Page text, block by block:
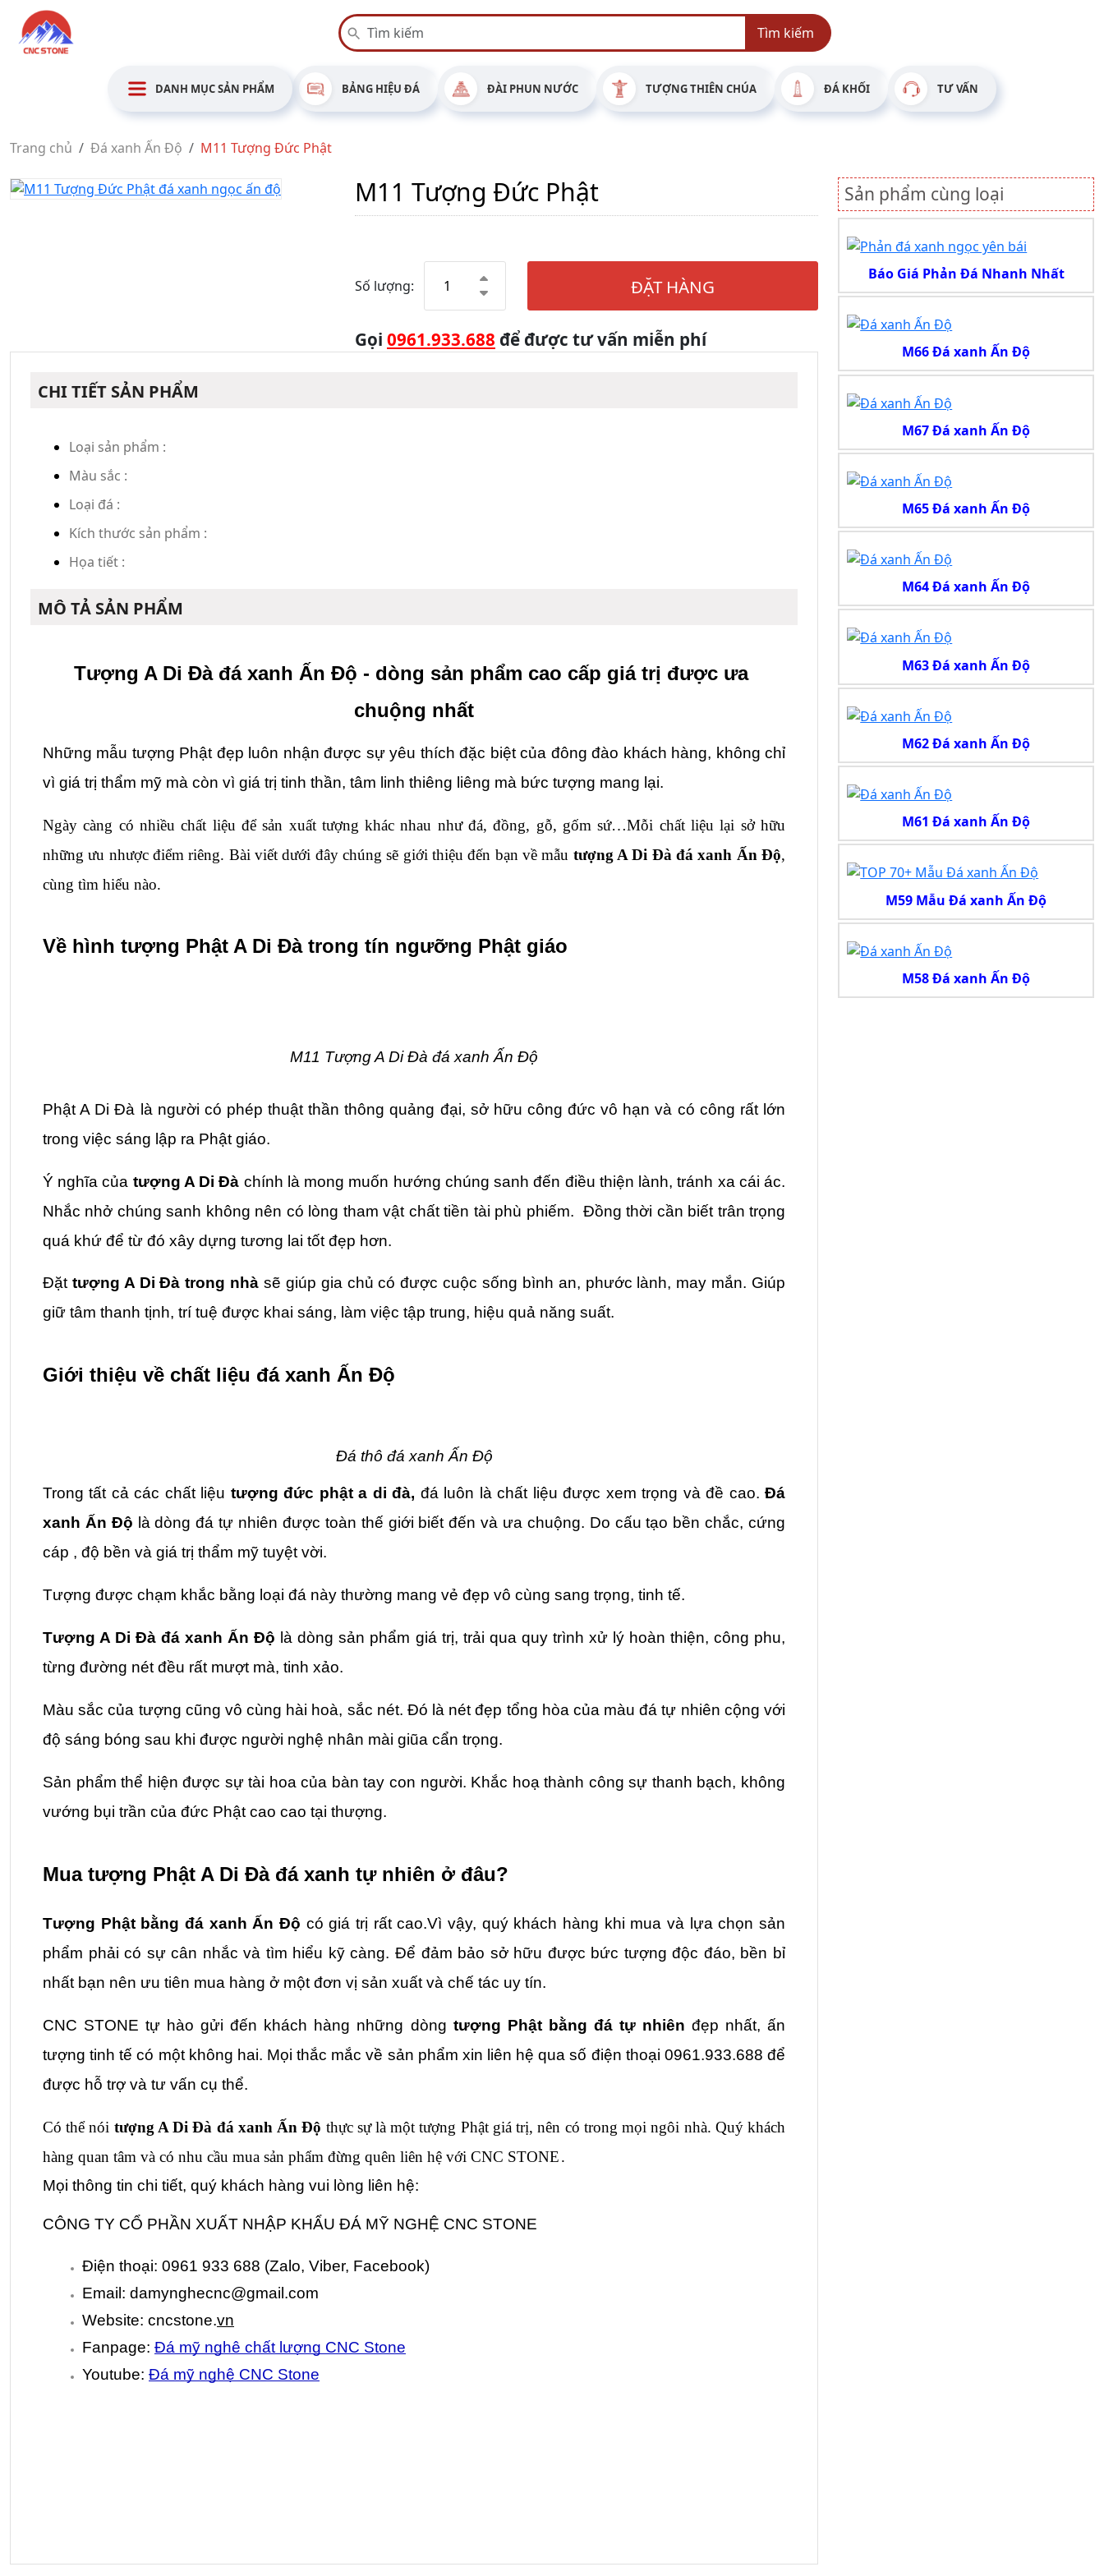
Tìm kiếm
DANH MỤC SẢN PHẨM BẢNG HIỆU ĐÁ ĐÀI PHUN NƯỚC TƯỢNG THIÊN CHÚA ĐÁ KHỐI TƯ VẤN
Trang chủ Đá xanh Ấn Độ M11 Tượng Đức Phật
M11 Tượng Đức Phật
Số lượng: ĐẶT HÀNG
Gọi 0961.933.688 để được tư vấn miễn phí
CHI TIẾT SẢN PHẨM
Loại sản phẩm :
Màu sắc :
Loại đá :
Kích thước sản phẩm :
Họa tiết :
MÔ TẢ SẢN PHẨM
Tượng A Di Đà đá xanh Ấn Độ - dòng sản phẩm cao cấp giá trị được ưa
chuộng nhất
Những mẫu tượng Phật đẹp luôn nhận được sự yêu thích đặc biệt của đông đào khách hàng, không chỉ
vì giá trị thẩm mỹ mà còn vì giá trị tinh thần, tâm linh thiêng liêng mà bức tượng mang lại.
Ngày càng có nhiều chất liệu để sản xuất tượng khác nhau như đá, đồng, gỗ, gốm sứ…Mỗi chất liệu lại sở hữu
những ưu nhược điểm riêng. Bài viết dưới đây chúng sẽ giới thiệu đến bạn về mẫu tượng A Di Đà đá xanh Ấn Độ,
cùng tìm hiểu nào.
Về hình tượng Phật A Di Đà trong tín ngưỡng Phật giáo
M11 Tượng A Di Đà đá xanh Ấn Độ
Phật A Di Đà là người có phép thuật thần thông quảng đại, sở hữu công đức vô hạn và có công rất lớn
trong việc sáng lập ra Phật giáo.
Ý nghĩa của tượng A Di Đà chính là mong muốn hướng chúng sanh đến điều thiện lành, tránh xa cái ác.
Nhắc nhở chúng sanh không nên có lòng tham vật chất tiền tài phù phiếm.  Đồng thời cần biết trân trọng
quá khứ để từ đó xây dựng tương lai tốt đẹp hơn.
Đặt tượng A Di Đà trong nhà sẽ giúp gia chủ có được cuộc sống bình an, phước lành, may mắn. Giúp
giữ tâm thanh tịnh, trí tuệ được khai sáng, làm việc tập trung, hiệu quả năng suất.
Giới thiệu về chất liệu đá xanh Ấn Độ
Đá thô đá xanh Ấn Độ
Trong tất cả các chất liệu tượng đức phật a di đà, đá luôn là chất liệu được xem trọng và đề cao. Đá
xanh Ấn Độ là dòng đá tự nhiên được toàn thế giới biết đến và ưa chuộng. Do cấu tạo bền chắc, cứng
cáp , độ bền và giá trị thẩm mỹ tuyệt vời.
Tượng được chạm khắc bằng loại đá này thường mang vẻ đẹp vô cùng sang trọng, tinh tế.
Tượng A Di Đà đá xanh Ấn Độ là dòng sản phẩm giá trị, trải qua quy trình xử lý hoàn thiện, công phu,
từng đường nét đều rất mượt mà, tinh xảo.
Màu sắc của tượng cũng vô cùng hài hoà, sắc nét. Đó là nét đẹp tổng hòa của màu đá tự nhiên cộng với
độ sáng bóng sau khi được người nghệ nhân mài giũa cẩn trọng.
Sản phẩm thể hiện được sự tài hoa của bàn tay con người. Khắc hoạ thành công sự thanh bạch, không
vướng bụi trần của đức Phật cao cao tại thượng.
Mua tượng Phật A Di Đà đá xanh tự nhiên ở đâu?
Tượng Phật bằng đá xanh Ấn Độ có giá trị rất cao.Vì vậy, quý khách hàng khi mua và lựa chọn sản
phẩm phải có sự cân nhắc và tìm hiểu kỹ càng. Để đảm bảo sở hữu được bức tượng độc đáo, bền bỉ
nhất bạn nên ưu tiên mua hàng ở một đơn vị sản xuất và chế tác uy tín.
CNC STONE tự hào gửi đến khách hàng những dòng tượng Phật bằng đá tự nhiên đẹp nhất, ấn
tượng tinh tế có một không hai. Mọi thắc mắc về sản phẩm xin liên hệ qua số điện thoại 0961.933.688 để
được hỗ trợ và tư vấn cụ thể.
Có thể nói tượng A Di Đà đá xanh Ấn Độ thực sự là một tượng Phật giá trị, nên có trong mọi ngôi nhà. Quý khách
hàng quan tâm và có nhu cầu mua sản phẩm đừng quên liên hệ với CNC STONE.
Mọi thông tin chi tiết, quý khách hàng vui lòng liên hệ:
CÔNG TY CỔ PHẦN XUẤT NHẬP KHẨU ĐÁ MỸ NGHỆ CNC STONE
Điện thoại: 0961 933 688 (Zalo, Viber, Facebook)
Email: damynghecnc@gmail.com
Website: cncstone.vn
Fanpage: Đá mỹ nghê chất lượng CNC Stone
Youtube: Đá mỹ nghệ CNC Stone
Sản phẩm cùng loại
Báo Giá Phản Đá Nhanh Nhất
M66 Đá xanh Ấn Độ
M67 Đá xanh Ấn Độ
M65 Đá xanh Ấn Độ
M64 Đá xanh Ấn Độ
M63 Đá xanh Ấn Độ
M62 Đá xanh Ấn Độ
M61 Đá xanh Ấn Độ
M59 Mẫu Đá xanh Ấn Độ
M58 Đá xanh Ấn Độ